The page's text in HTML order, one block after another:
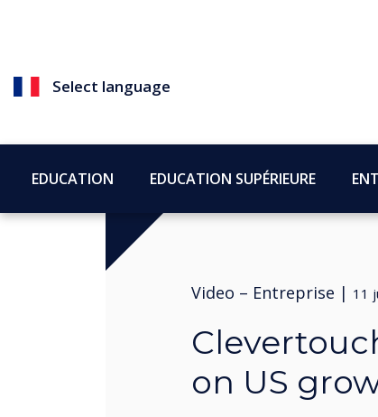
Select language
EDUCATION EDUCATION SUPÉRIEURE
Video – Entreprise | 11
on US